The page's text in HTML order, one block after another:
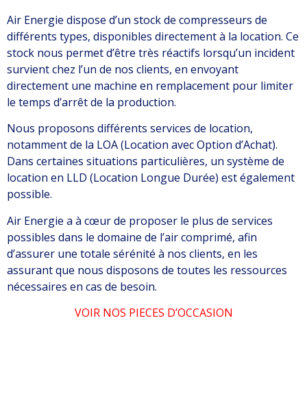
Air Energie dispose d’un stock de compresseurs de
différents types, disponibles directement à la location. Ce
stock nous permet d’être très réactifs lorsqu’un incident
survient chez l’un de nos clients, en envoyant
directement une machine en remplacement pour limiter
le temps d’arrêt de la production.
Nous proposons différents services de location,
notamment de la LOA (Location avec Option d’Achat).
Dans certaines situations particulières, un système de
location en LLD (Location Longue Durée) est également
possible.
Air Energie a à cœur de proposer le plus de services
possibles dans le domaine de l’air comprimé, afin
d’assurer une totale sérénité à nos clients, en les
assurant que nous disposons de toutes les ressources
nécessaires en cas de besoin.
VOIR NOS PIECES D’OCCASION